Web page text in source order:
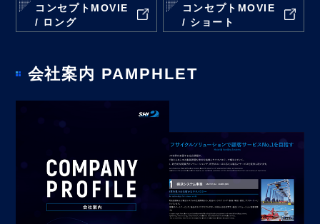
コンセプトMOVIE
/ ロング
コンセプトMOVIE
/ ショート
会社案内 PAMPHLET